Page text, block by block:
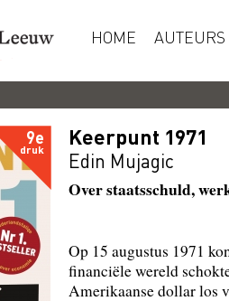
HOME AUTEURS
9e
druk
Keerpunt 1971
Edin Mujagic
Over staatsschuld,
Op 15 augustus 1971
financiële wereld
Amerikaanse dollar los